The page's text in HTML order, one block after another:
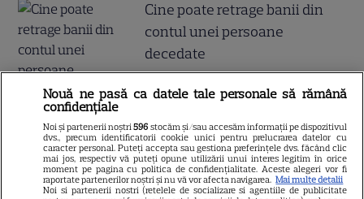
Cine poate retrage banii din
contul unei persoane
decedate
Cum coci vinetele la bloc, fără
să umpli casa de fum
Nouă ne pasă ca datele tale personale să rămână
confidențiale
Noi și partenerii noștri596 stocăm și/sau accesăm informații pe dispozitivul
dvs., precum identificatorii cookie unici pentru prelucrarea datelor cu
caracter personal. Puteți accepta sau gestiona preferințele dvs. făcând clic
mai jos, respectiv vă puteți opune utilizării unui interes legitim în orice
moment pe pagina cu politica de confidențialitate. Aceste alegeri vor fi
raportate partenerilor noștri și nu vă vor afecta navigarea. Mai multe detalii
Noi si partenerii nostri (retelele de socializare si agentiile de publicitate